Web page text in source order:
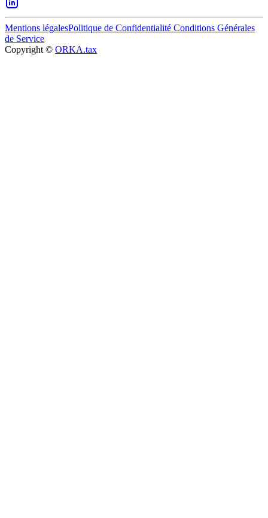
Mentions légalesPolitique de Confidentialité Conditions Générales
de Service
Copyright © ORKA.tax